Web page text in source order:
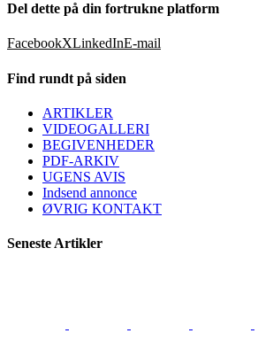
Del dette på din fortrukne platform
FacebookXLinkedInE-mail
Find rundt på siden
ARTIKLER
VIDEOGALLERI
BEGIVENHEDER
PDF-ARKIV
UGENS AVIS
Indsend annonce
ØVRIG KONTAKT
Seneste Artikler